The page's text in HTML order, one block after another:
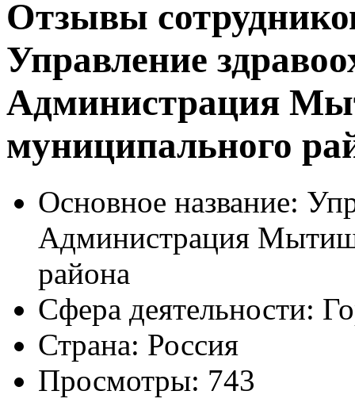
Отзывы
Управление
Администрация
муниципального
Основное название:
Администрация
района
Сфера деятельности:
Страна: Россия
Просмотры: 743